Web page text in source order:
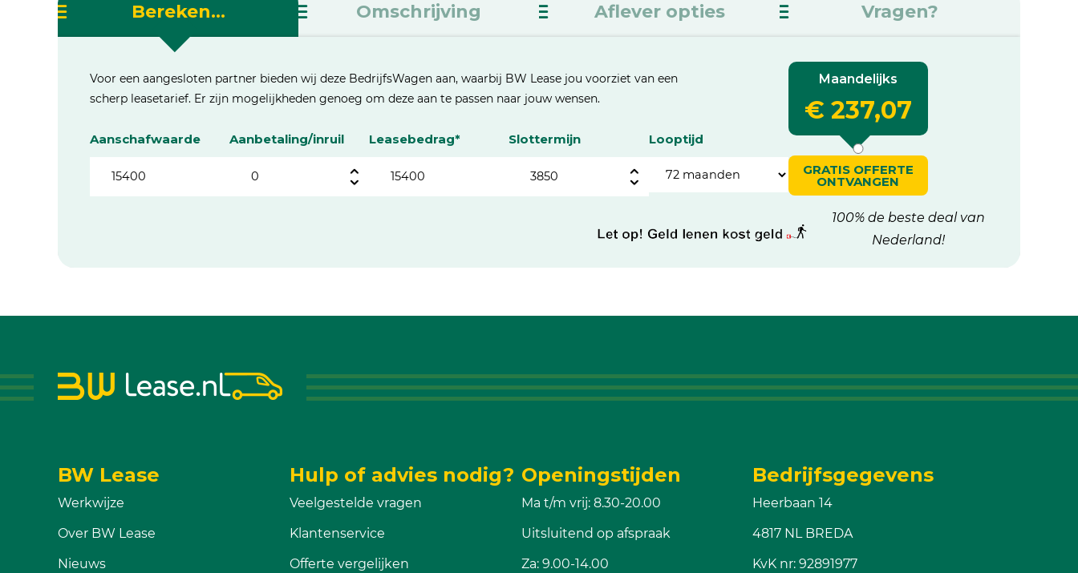
Bereken... Omschrijving Aflever opties Vragen?
Voor een aangesloten partner bieden wij deze BedrijfsWagen aan, waarbij BW Lease jou voorziet van een
scherp leasetarief. Er zijn mogelijkheden genoeg om deze aan te passen naar jouw wensen.
Aanschafwaarde Aanbetaling/inruil Leasebedrag* Slottermijn Looptijd
Maandelijks
€ 237,07
GRATIS OFFERTE
ONTVANGEN
100% de beste deal van
Nederland!
BW Lease
Werkwijze
Over BW Lease
Nieuws
Hulp of advies nodig?
Veelgestelde vragen
Klantenservice
Offerte vergelijken
Openingstijden
Ma t/m vrij: 8.30-20.00
Uitsluitend op afspraak
Za: 9.00-14.00
Bedrijfsgegevens
Heerbaan 14
4817 NL BREDA
KvK nr: 92891977